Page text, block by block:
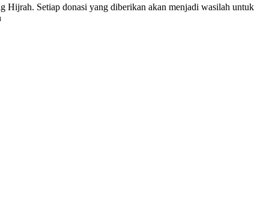
Hijrah. Setiap donasi yang diberikan akan menjadi wasilah untuk